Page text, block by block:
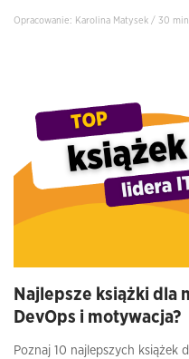
Opracowanie: Karolina Matysek / 30
Najlepsze książki dla
DevOps i motywacja?
Poznaj 10 najlepszych książek